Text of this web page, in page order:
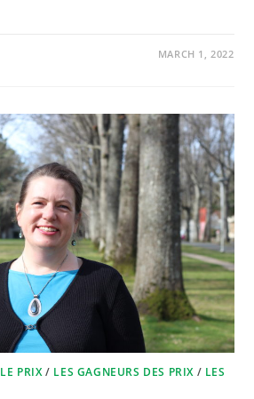
MARCH 1, 2022
LE PRIX/ LES GAGNEURS DES PRIX / LES